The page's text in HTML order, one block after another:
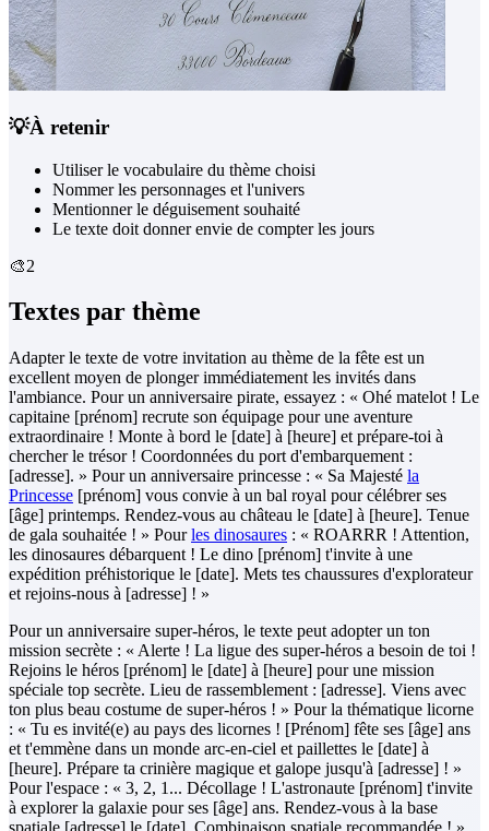
💡À retenir
Utiliser le vocabulaire du thème choisi
Nommer les personnages et l'univers
Mentionner le déguisement souhaité
Le texte doit donner envie de compter les jours
🎨2
Textes par thème
Adapter le texte de votre invitation au thème de la fête est un
excellent moyen de plonger immédiatement les invités dans
l'ambiance. Pour un anniversaire pirate, essayez : « Ohé matelot ! Le
capitaine [prénom] recrute son équipage pour une aventure
extraordinaire ! Monte à bord le [date] à [heure] et prépare-toi à
chercher le trésor ! Coordonnées du port d'embarquement :
[adresse]. » Pour un anniversaire princesse : « Sa Majesté la
Princesse [prénom] vous convie à un bal royal pour célébrer ses
[âge] printemps. Rendez-vous au château le [date] à [heure]. Tenue
de gala souhaitée ! » Pourles dinosaures : « ROARRR ! Attention,
les dinosaures débarquent ! Le dino [prénom] t'invite à une
expédition préhistorique le [date]. Mets tes chaussures d'explorateur
et rejoins-nous à [adresse] ! »
Pour un anniversaire super-héros, le texte peut adopter un ton
mission secrète : « Alerte ! La ligue des super-héros a besoin de toi !
Rejoins le héros [prénom] le [date] à [heure] pour une mission
spéciale top secrète. Lieu de rassemblement : [adresse]. Viens avec
ton plus beau costume de super-héros ! » Pour la thématique licorne
: « Tu es invité(e) au pays des licornes ! [Prénom] fête ses [âge] ans
et t'emmène dans un monde arc-en-ciel et paillettes le [date] à
[heure]. Prépare ta crinière magique et galope jusqu'à [adresse] ! »
Pour l'espace : « 3, 2, 1... Décollage ! L'astronaute [prénom] t'invite
à explorer la galaxie pour ses [âge] ans. Rendez-vous à la base